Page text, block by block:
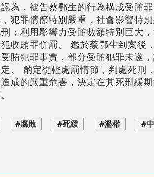
為，被告蔡鄂生的行為構成受賄
犯罪情節特別嚴重，社會影響特
；利用影響力受賄數額特別巨大
收賄罪併罰。 鑑於蔡鄂生到案後
賄犯罪事實，部分受賄犯罪未遂
、 酌定從輕處罰情節，判處死刑
成的嚴重危害，決定在其死刑緩
#腐敗 #死緩 #濫權 #